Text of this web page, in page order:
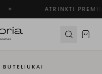
✦ ATRINKTI
·BUTELIUKAI